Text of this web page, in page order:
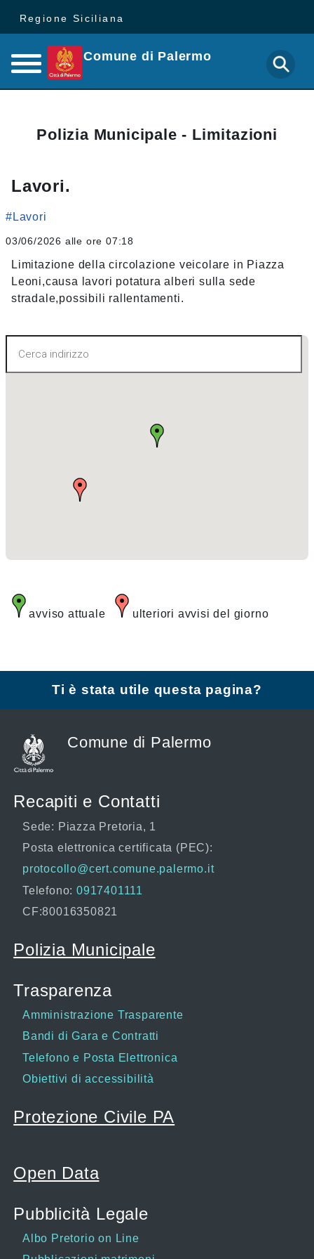
Regione Siciliana
Comune di Palermo
Polizia Municipale - Limitazioni
Lavori.
#Lavori
03/06/2026 alle ore 07:18
Limitazione della circolazione veicolare in Piazza
Leoni,causa lavori potatura alberi sulla sede
stradale,possibili rallentamenti.
avviso attuale ulteriori avvisi del giorno
Ti è stata utile questa pagina?
Comune di Palermo
Recapiti e Contatti
Sede: Piazza Pretoria, 1
Posta elettronica certificata (PEC):
protocollo@cert.comune.palermo.it
Telefono: 0917401111
CF:80016350821
Polizia Municipale
Trasparenza
Amministrazione Trasparente
Bandi di Gara e Contratti
Telefono e Posta Elettronica
Obiettivi di accessibilità
Protezione Civile PA
Open Data
Pubblicità Legale
Albo Pretorio on Line